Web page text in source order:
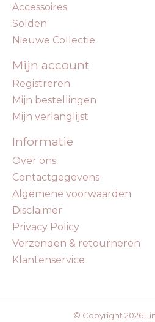
Accessoires
Solden
Nieuwe Collectie
Mijn account
Registreren
Mijn bestellingen
Mijn verlanglijst
Informatie
Over ons
Contactgegevens
Algemene voorwaarden
Disclaimer
Privacy Policy
Verzenden & retourneren
Klantenservice
© Copyright 2026